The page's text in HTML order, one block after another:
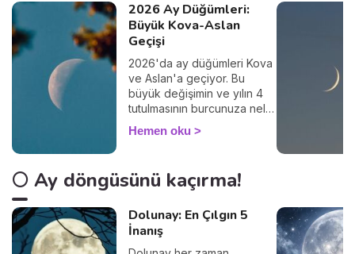
2026 Ay Düğümleri:
Büyük Kova-Aslan
Geçişi
2026'da ay düğümleri Kova
ve Aslan'a geçiyor. Bu
büyük değişimin ve yılın 4
tutulmasının burcunuza neler
getireceğini keşfedin.
Hemen oku
🌕 Ay döngüsünü kaçırma!
Dolunay: En Çılgın 5
İnanış